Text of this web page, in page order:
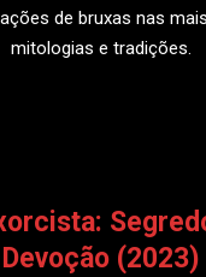
de bruxas nas
mitologias e tradições.
Devoção (2023)